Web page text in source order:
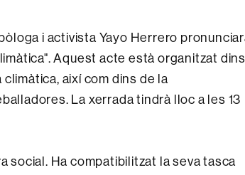
i activista Yayo Herrero
Aquest acte està organitzat dins
així com dins de la
La xerrada tindrà lloc a les 13
social. Ha compatibilitzat la seva tasca